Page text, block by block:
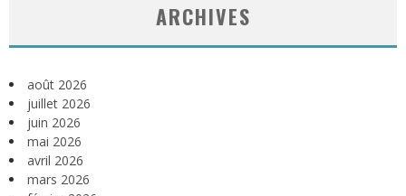
ARCHIVES
août 2026
juillet 2026
juin 2026
mai 2026
avril 2026
mars 2026